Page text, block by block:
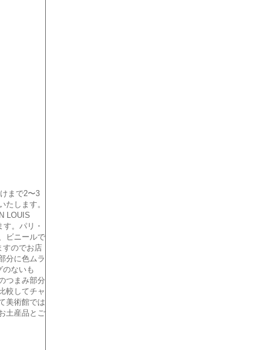
まで2〜3
します。
LOUIS
。パリ・
ビニールで
すのでお店
分に色ムラ
ないも
つまみ部分
較してチャ
美術館では
土産品とご